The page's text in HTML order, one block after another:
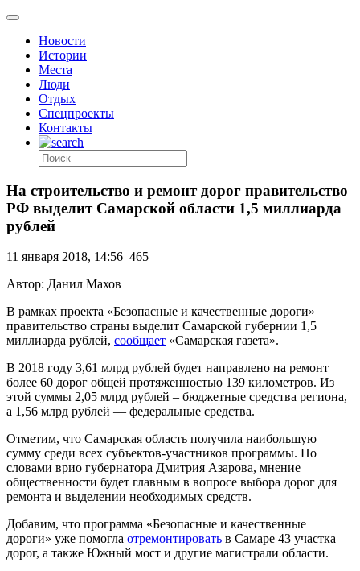
Новости
Истории
Места
Люди
Отдых
Спецпроекты
Контакты
На строительство и ремонт дорог правительство
РФ выделит Самарской области 1,5 миллиарда
рублей
11 января 2018, 14:56 465
Автор: Данил Махов
В рамках проекта «Безопасные и качественные дороги»
правительство страны выделит Самарской губернии 1,5
миллиарда рублей, сообщает «Самарская газета».
В 2018 году 3,61 млрд рублей будет направлено на ремонт
более 60 дорог общей протяженностью 139 километров. Из
этой суммы 2,05 млрд рублей – бюджетные средства региона,
а 1,56 млрд рублей — федеральные средства.
Отметим, что Самарская область получила наибольшую
сумму среди всех субъектов-участников программы. По
словами врио губернатора Дмитрия Азарова, мнение
общественности будет главным в вопросе выбора дорог для
ремонта и выделении необходимых средств.
Добавим, что программа «Безопасные и качественные
дороги» уже помогла отремонтировать в Самаре 43 участка
дорог, а также Южный мост и другие магистрали области.